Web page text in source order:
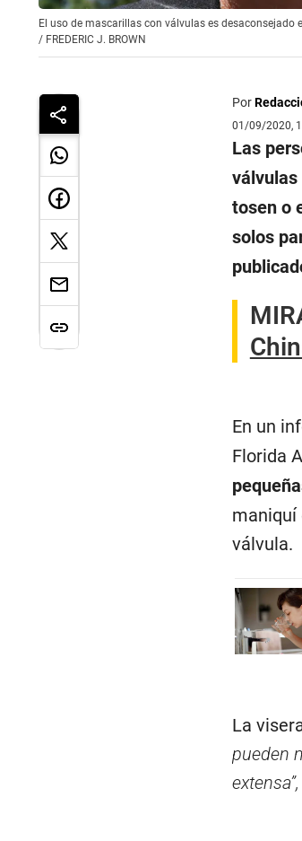
El uso de mascarillas con válvulas es desaconsejado
/ FREDERIC J. BROWN
Por
01/09/2020,
Las
válvulas
tosen o
solos
En un
Florida
maniquí
válvula.
La
pueden
extensa”,